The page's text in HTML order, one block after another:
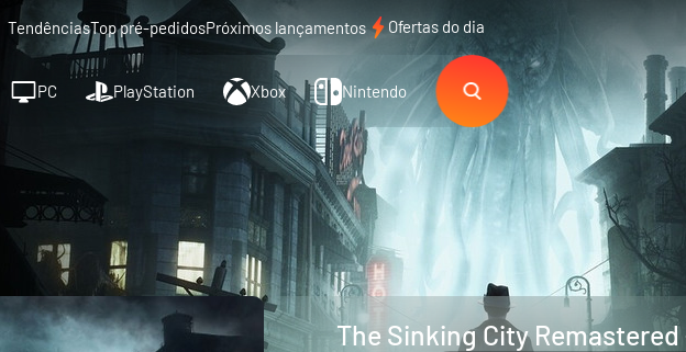
TendênciasTop pré-pedidosPróximos lançamentos Ofertas do dia
PC PlayStation Xbox Nintendo
The Sinking City Remastered